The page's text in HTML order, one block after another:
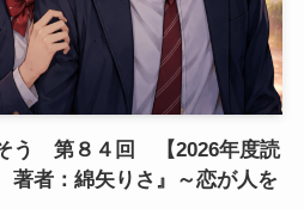
う 第８４回 【2026年度読
者：綿矢りさ』～恋が人を